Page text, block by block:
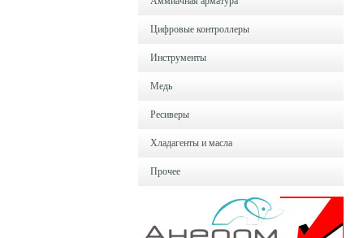
Цифровые контроллеры
Инструменты
Медь
Ресиверы
Хладагенты и масла
Прочее